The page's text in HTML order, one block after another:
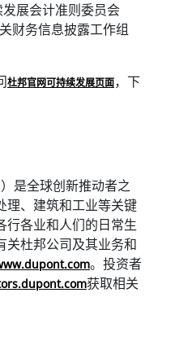
展会计准则委员会
财务信息披露工作组
杜邦官网可持续发展页面，下
是全球创新推动者之
理、建筑和工业等关键
行各业和人们的日常生
关杜邦公司及其业务和
。投资者
获取相关